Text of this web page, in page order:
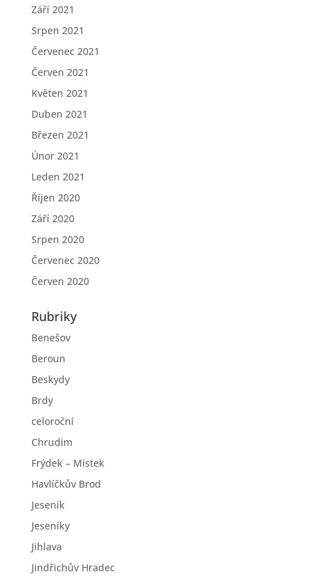
Září 2021
Srpen 2021
Červenec 2021
Červen 2021
Květen 2021
Duben 2021
Březen 2021
Únor 2021
Leden 2021
Říjen 2020
Září 2020
Srpen 2020
Červenec 2020
Červen 2020
Rubriky
Benešov
Beroun
Beskydy
Brdy
celoroční
Chrudim
Frýdek – Místek
Havlíčkův Brod
Jeseník
Jeseníky
Jihlava
Jindřichův Hradec